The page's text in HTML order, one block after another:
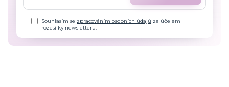
Souhlasím se zpracováním osobních údajů za účelem
rozesílky newsletteru.